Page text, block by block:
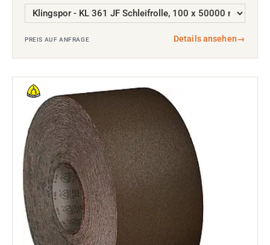
PREIS AUF ANFRAGE Details ansehen→